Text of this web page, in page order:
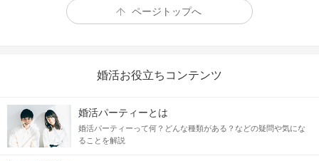
ページトップへ
婚活お役立ちコンテンツ
婚活パーティーとは
婚活パーティーって何？どんな種類がある？などの疑問や気にな
ることを解説